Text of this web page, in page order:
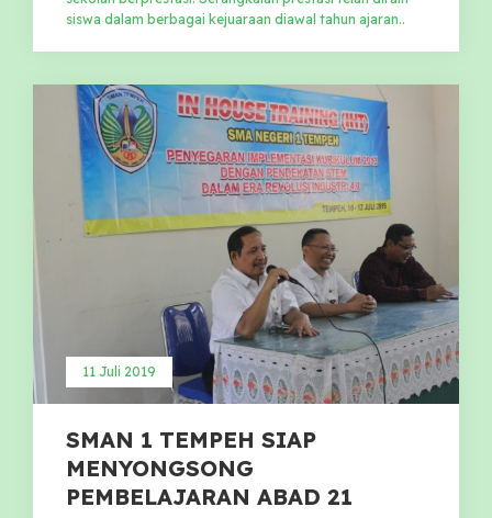
siswa dalam berbagai kejuaraan diawal tahun ajaran..
11 Juli 2019
SMAN 1 TEMPEH SIAP
MENYONGSONG
PEMBELAJARAN ABAD 21